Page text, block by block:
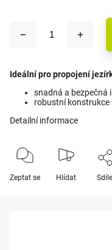
Ideální pro propojení
snadná a bezpečná
robustní
Detailní informace
Zeptat se Hlídat